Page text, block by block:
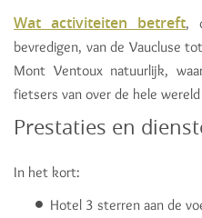
Wat activiteiten betreft,
bevredigen, van de Vaucluse
Mont Ventoux natuurlijk,
fietsers van over de hele
Prestaties en
In het kort:
Hotel 3 sterren aan de